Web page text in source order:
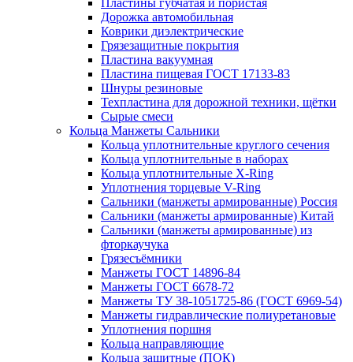
Пластины губчатая и пористая
Дорожка автомобильная
Коврики диэлектрические
Грязезащитные покрытия
Пластина вакуумная
Пластина пищевая ГОСТ 17133-83
Шнуры резиновые
Техпластина для дорожной техники, щётки
Сырые смеси
Кольца Манжеты Сальники
Кольца уплотнительные круглого сечения
Кольца уплотнительные в наборах
Кольца уплотнительные Х-Ring
Уплотнения торцевые V-Ring
Сальники (манжеты армированные) Россия
Сальники (манжеты армированные) Китай
Сальники (манжеты армированные) из
фторкаучука
Грязесъёмники
Манжеты ГОСТ 14896-84
Манжеты ГОСТ 6678-72
Манжеты ТУ 38-1051725-86 (ГОСТ 6969-54)
Манжеты гидравлические полиуретановые
Уплотнения поршня
Кольца направляющие
Кольца защитные (ПОК)